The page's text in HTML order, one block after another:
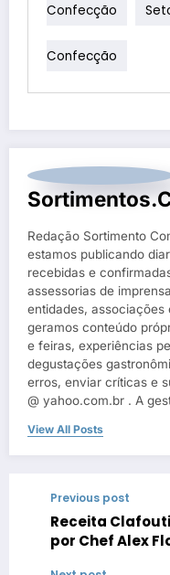
Confecção
Confecção
Redação Sortimento
estamos publicando
recebidas e
assessorias de
entidades, associações
geramos conteúdo
e feiras, experiências
degustações
erros, enviar críticas e
@ yahoo.com.br . A
View All Posts
Previous post
Receita
por Chef Alex